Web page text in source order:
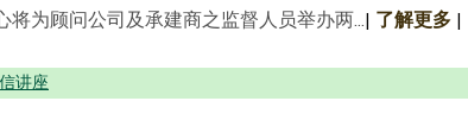
为顾问公司及承建商之监督人员举办两...| 了解更多 |
讲座